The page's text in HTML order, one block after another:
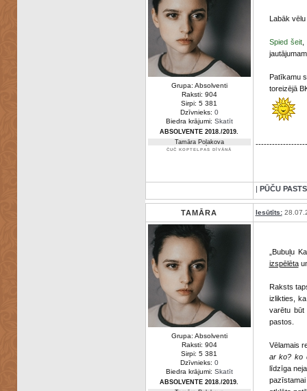
Grupa: Absolventi
Raksti: 904
Sirpi: 5 381
Dzīvnieks: 0
Biedra krājumi: Skatīt
ABSOLVENTE 2018./2019.
Tamāra Poļakova
ČUČ KOPTELPAS DĪVĀNĀ
Labāk
Spied šeit
Patīkamu
toreizējā
| PŪČU PASTS
TAMĀRA Iesūtīts:
Grupa: Absolventi
Raksti: 904
Sirpi: 5 381
Dzīvnieks: 0
Biedra krājumi: Skatīt
ABSOLVENTE 2018./2019.
„Bubuļu
izspēlēta
Raksts
izlikties,
varētu būt
pastos.
Vēlamais
ar ko? ko
līdzīga